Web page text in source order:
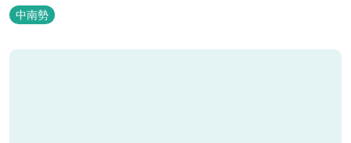
ただけます。 無料サービス ・３０種類以上の和洋朝食ビュッフェ
（6:30～9:30） ・アルコールも無料のウェルカムドリンクサービス
（18:00～20:00）
中南勢